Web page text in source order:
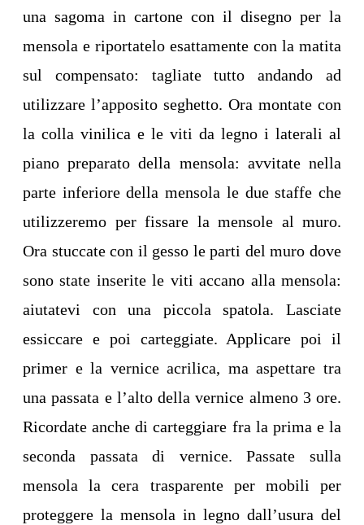
una sagoma in cartone con il disegno per la
mensola e riportatelo esattamente con la matita
sul compensato: tagliate tutto andando ad
utilizzare l’apposito seghetto. Ora montate con
la colla vinilica e le viti da legno i laterali al
piano preparato della mensola: avvitate nella
parte inferiore della mensola le due staffe che
utilizzeremo per fissare la mensole al muro.
Ora stuccate con il gesso le parti del muro dove
sono state inserite le viti accano alla mensola:
aiutatevi con una piccola spatola. Lasciate
essiccare e poi carteggiate. Applicare poi il
primer e la vernice acrilica, ma aspettare tra
una passata e l’alto della vernice almeno 3 ore.
Ricordate anche di carteggiare fra la prima e la
seconda passata di vernice. Passate sulla
mensola la cera trasparente per mobili per
proteggere la mensola in legno dall’usura del